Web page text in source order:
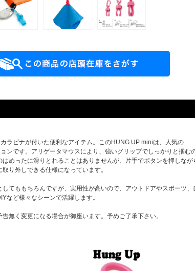
ラビナが付いた便利なアイテム。このHUNG UP miniは、人気の
ンです。アリゲータマウスにより、強いグリップでしっかりと掴む
めったに滑りとれることはありませんが、片手でボタンを押しなが
り外しできる仕様になっています。
してももちろんですが、実用性が高いので、アウトドアやスポーツ、
など様々なシーンで活躍します。
無く変更になる場合が御座います。予めご了承下さい。